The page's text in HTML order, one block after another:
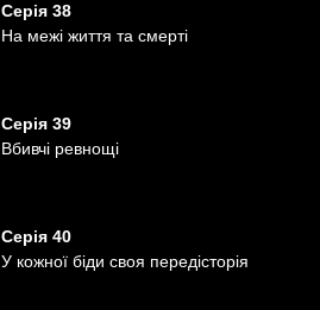
Серія 38
На межі життя та смерті
Серія 39
Вбивчі ревнощі
Серія 40
У кожної біди своя передісторія